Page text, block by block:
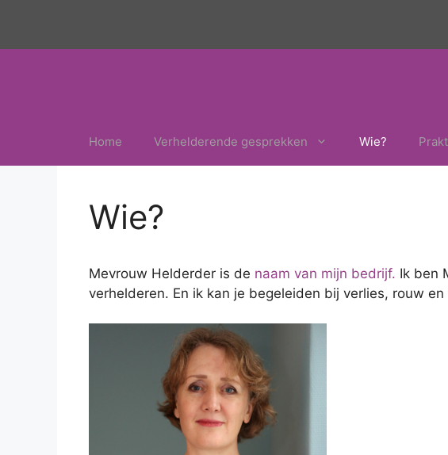
Home Verhelderende gesprekken Wie?
Wie?
Mevrouw Helderder is de naam van mijn bedrijf. Ik ben
verhelderen. En ik kan je begeleiden bij verlies, rouw